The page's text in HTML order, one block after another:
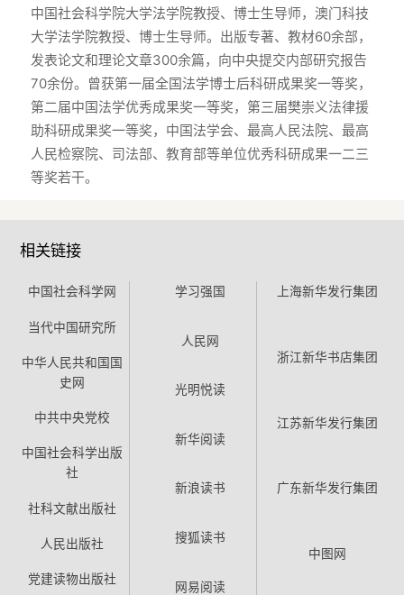
中国社会科学院大学法学院教授、博士生导师，澳门科技
大学法学院教授、博士生导师。出版专著、教材60余部，
发表论文和理论文章300余篇，向中央提交内部研究报告
70余份。曾获第一届全国法学博士后科研成果奖一等奖，
第二届中国法学优秀成果奖一等奖，第三届樊崇义法律援
助科研成果奖一等奖，中国法学会、最高人民法院、最高
人民检察院、司法部、教育部等单位优秀科研成果一二三
相关链接
中国社会科学网
当代中国研究所
中华人民共和国国
史网
中共中央党校
中国社会科学出版
社
社科文献出版社
人民出版社
党建读物出版社
学习强国
人民网
光明悦读
新华阅读
新浪读书
搜狐读书
网易阅读
上海新华发行集团
浙江新华书店集团
江苏新华发行集团
广东新华发行集团
中图网